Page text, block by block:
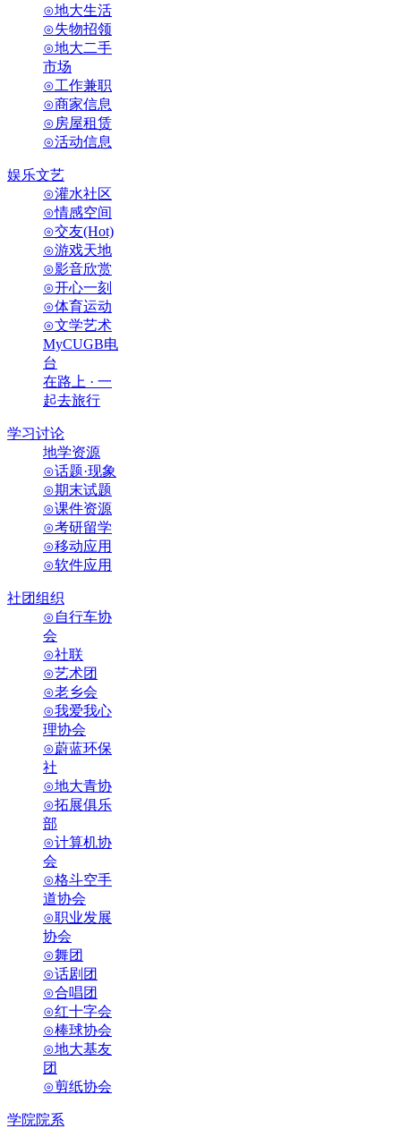
⊙地大生活
⊙失物招领
⊙地大二手
市场
⊙工作兼职
⊙商家信息
⊙房屋租赁
⊙活动信息
娱乐文艺
⊙灌水社区
⊙情感空间
⊙交友(Hot)
⊙游戏天地
⊙影音欣赏
⊙开心一刻
⊙体育运动
⊙文学艺术
MyCUGB电
台
在路上 · 一
起去旅行
学习讨论
地学资源
⊙话题·现象
⊙期末试题
⊙课件资源
⊙考研留学
⊙移动应用
⊙软件应用
社团组织
⊙自行车协
会
⊙社联
⊙艺术团
⊙老乡会
⊙我爱我心
理协会
⊙蔚蓝环保
社
⊙地大青协
⊙拓展俱乐
部
⊙计算机协
会
⊙格斗空手
道协会
⊙职业发展
协会
⊙舞团
⊙话剧团
⊙合唱团
⊙红十字会
⊙棒球协会
⊙地大基友
团
⊙剪纸协会
学院院系